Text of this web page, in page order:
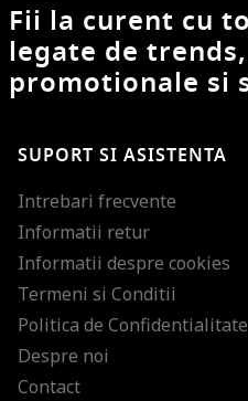
Fii la curent cu
legate de
promotionale si
SUPORT SI ASISTENTA
Intrebari frecvente
Informatii retur
Informatii despre cookies
Termeni si Conditii
Politica de Confidentialitate
Despre noi
Contact